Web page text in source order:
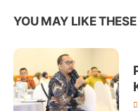
YOU MAY LIKE